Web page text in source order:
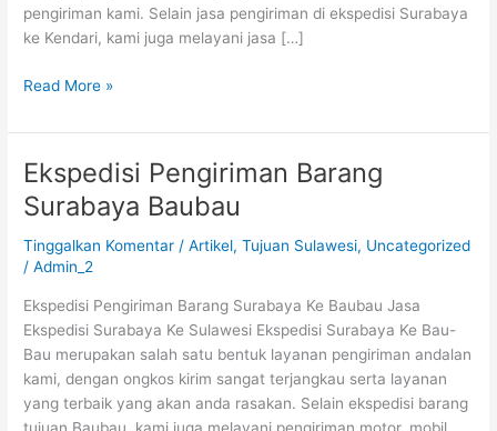
pengiriman kami. Selain jasa pengiriman di ekspedisi Surabaya
ke Kendari, kami juga melayani jasa […]
Read More »
Ekspedisi Pengiriman Barang
Surabaya Baubau
Tinggalkan Komentar /Artikel,Tujuan Sulawesi, Uncategorized
/Admin_2
Ekspedisi Pengiriman Barang Surabaya Ke Baubau Jasa
Ekspedisi Surabaya Ke Sulawesi Ekspedisi Surabaya Ke Bau-
Bau merupakan salah satu bentuk layanan pengiriman andalan
kami, dengan ongkos kirim sangat terjangkau serta layanan
yang terbaik yang akan anda rasakan. Selain ekspedisi barang
Ekspedisi
Pengiriman
Barang
Surabaya
Baubau